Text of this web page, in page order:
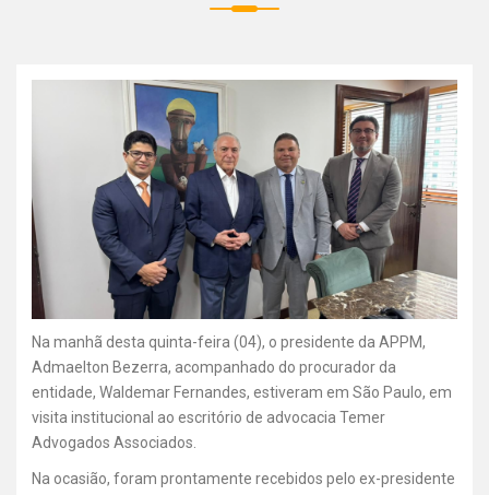
Na manhã desta quinta-feira (04), o presidente da APPM,
Admaelton Bezerra, acompanhado do procurador da
entidade, Waldemar Fernandes, estiveram em São Paulo, em
visita institucional ao escritório de advocacia Temer
Advogados Associados.
Na ocasião, foram prontamente recebidos pelo ex-presidente